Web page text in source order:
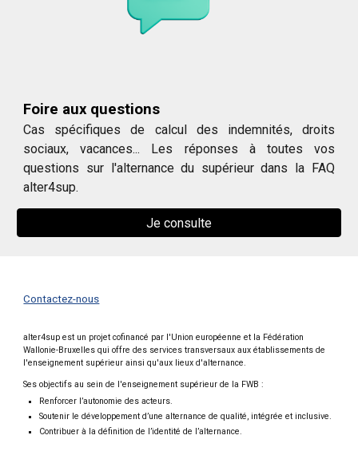
Foire aux questions
Cas spécifiques de calcul des indemnités, droits
sociaux, vacances... Les réponses à toutes vos
questions sur l'alternance du supérieur dans la FAQ
alter4sup.
Je consulte
Contactez-nous
alter4sup est un projet cofinancé par l'Union européenne et la Fédération
Wallonie-Bruxelles qui offre des services transversaux aux établissements de
l'enseignement supérieur ainsi qu'aux lieux d'alternance.
Ses objectifs au sein de l'enseignement supérieur de la FWB :
Renforcer l’autonomie des acteurs.
Soutenir le développement d’une alternance de qualité, intégrée et inclusive.
Contribuer à la définition de l’identité de l’alternance.